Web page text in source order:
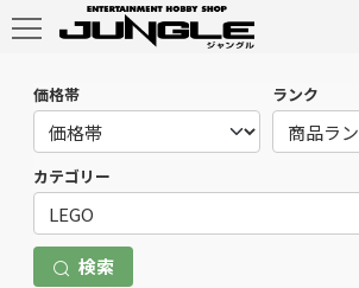
価格帯 ランク
カテゴリー
検索